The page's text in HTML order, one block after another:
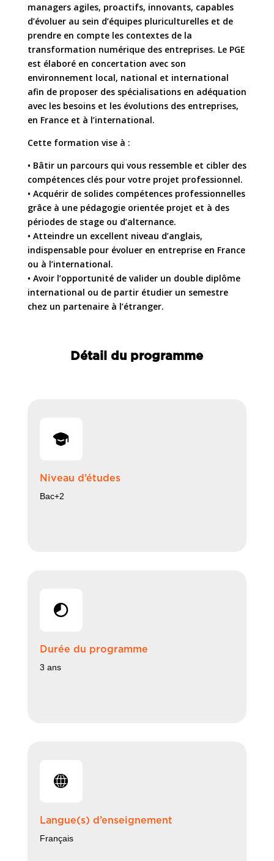
managers agiles, proactifs, innovants, capables
d’évoluer au sein d’équipes pluriculturelles et de
prendre en compte les contextes de la
transformation numérique des entreprises. Le PGE
est élaboré en concertation avec son
environnement local, national et international
afin de proposer des spécialisations en adéquation
avec les besoins et les évolutions des entreprises,
en France et à l’international.
Cette formation vise à :
• Bâtir un parcours qui vous ressemble et cibler des
compétences clés pour votre projet professionnel.
• Acquérir de solides compétences professionnelles
grâce à une pédagogie orientée projet et à des
périodes de stage ou d’alternance.
• Atteindre un excellent niveau d’anglais,
indispensable pour évoluer en entreprise en France
ou à l’international.
• Avoir l’opportunité de valider un double diplôme
international ou de partir étudier un semestre
chez un partenaire à l’étranger.
Détail du programme
Niveau d’études
Bac+2
Durée du programme
3 ans
Langue(s) d’enseignement
Français